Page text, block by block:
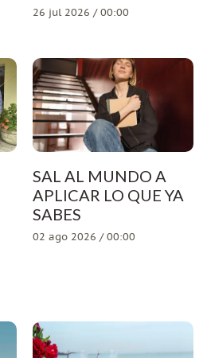
26 jul 2026 / 00:00
SAL AL MUNDO A
APLICAR LO QUE YA
SABES
02 ago 2026 / 00:00